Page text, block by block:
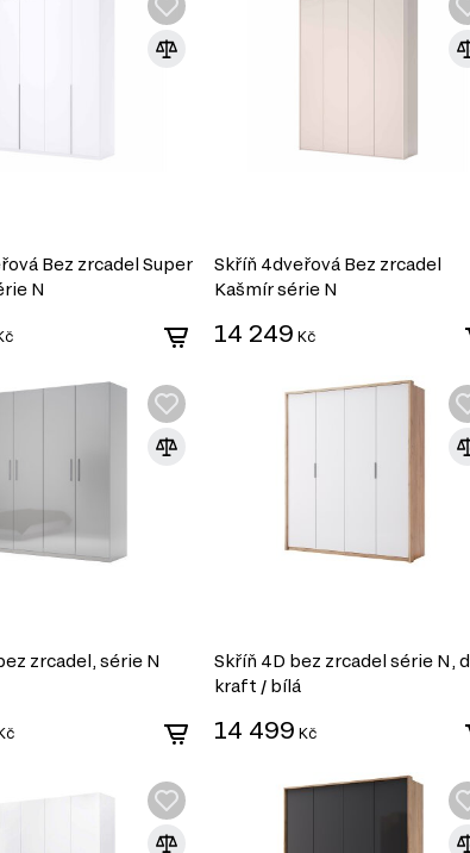
Bez zrcadel Super
N
Skříň 4dveřová Bez zrcadel
Kašmír série N
14 249 Kč
zrcadel, série N
Skříň 4D bez zrcadel série N,
kraft / bílá
14 499 Kč